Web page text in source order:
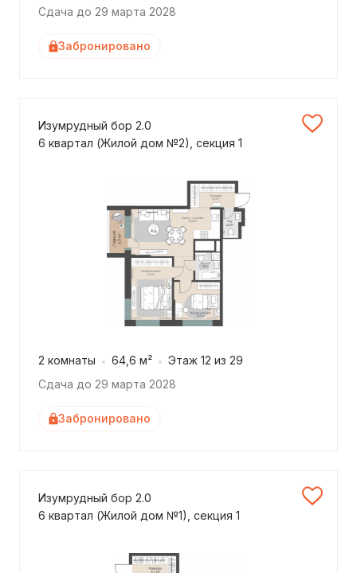
Сдача до 29 марта 2028
Забронировано
Изумрудный бор 2.0
6 квартал (Жилой дом №2), секция 1
2 комнаты 64,6 м²
Этаж 12 из 29
Сдача до 29 марта 2028
Забронировано
Изумрудный бор 2.0
6 квартал (Жилой дом №1), секция 1